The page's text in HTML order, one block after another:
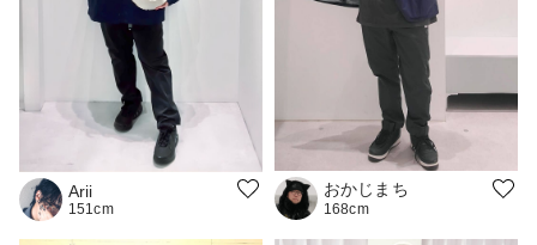
Arii
151cm
おかじまち
168cm